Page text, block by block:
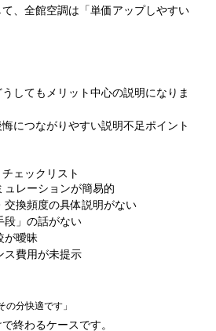
、全館空調は「単価アップしやすい
してもメリット中心の説明になりま
につながりやすい説明不足ポイント
ェックリスト
レーションが簡易的
換頻度の具体説明がない
」の話がない
が曖昧
費用が未提示
の分快適です」
終わるケースです。